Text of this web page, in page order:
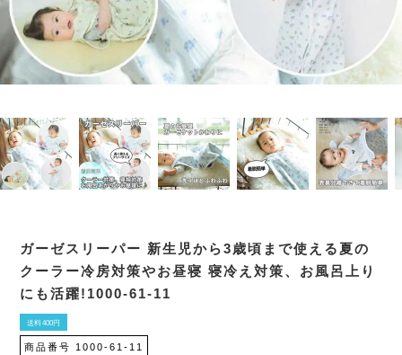
ガーゼスリーパー 新生児から3歳頃まで使える夏の
クーラー冷房対策やお昼寝 寝冷え対策、お風呂上り
にも活躍!1000-61-11
送料400円
商品番号 1000-61-11